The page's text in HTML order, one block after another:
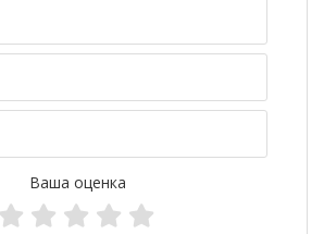
Ваша оценка